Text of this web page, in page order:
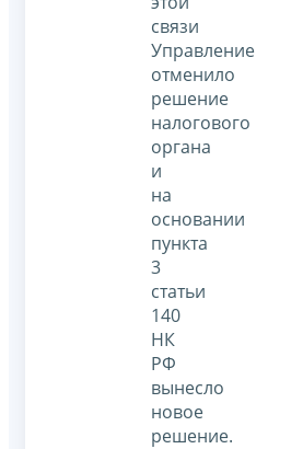
связи
Управление
отменило
решение
налогового
органа
и
на
основании
пункта
3
статьи
140
НК
РФ
вынесло
новое
решение.